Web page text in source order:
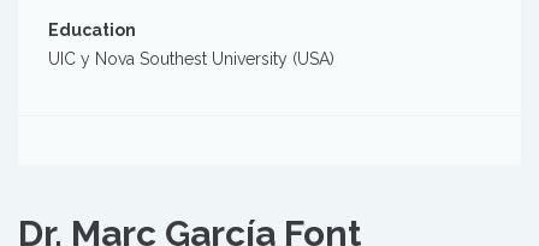
Education
UIC y Nova Southest University (USA)
Dr. Marc García Font